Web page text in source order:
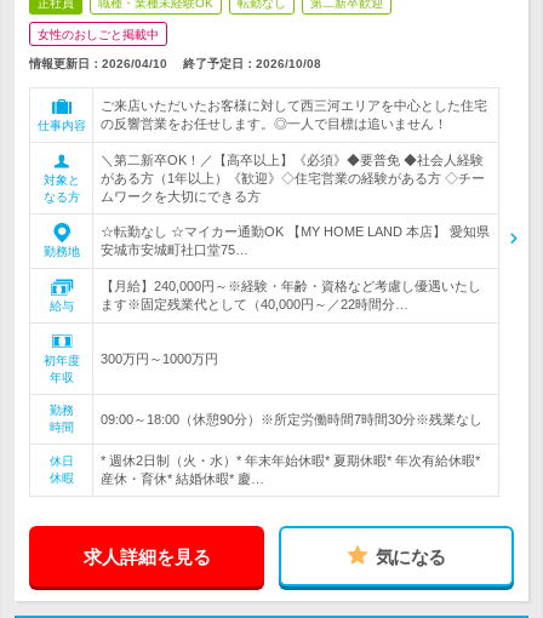
正社員 職種・業種未経験OK 転勤なし 第二新卒歓迎
女性のおしごと掲載中
情報更新日：2026/04/10 終了予定日： 2026/10/08
仕事内容
ご来店いただいたお客様に対して西三河エリアを中心とした住宅
の反響営業をお任せします。◎一人で目標は追いません！
対象と
なる方
＼第二新卒OK！／【高卒以上】《必須》◆要普免 ◆社会人経験
がある方（1年以上）《歓迎》◇住宅営業の経験がある方 ◇チー
ムワークを大切にできる方
勤務地
☆転勤なし ☆マイカー通勤OK 【MY HOME LAND 本店】 愛知県
安城市安城町社口堂75…
給与
【月給】240,000円～※経験・年齢・資格など考慮し優遇いたし
ます※固定残業代として（40,000円～／22時間分…
初年度
年収
300万円～1000万円
勤務
時間
09:00～18:00（休憩90分）※所定労働時間7時間30分※残業なし
休日
休暇
* 週休2日制（火・水）* 年末年始休暇* 夏期休暇* 年次有給休暇*
産休・育休* 結婚休暇* 慶…
求人詳細を見る 気になる